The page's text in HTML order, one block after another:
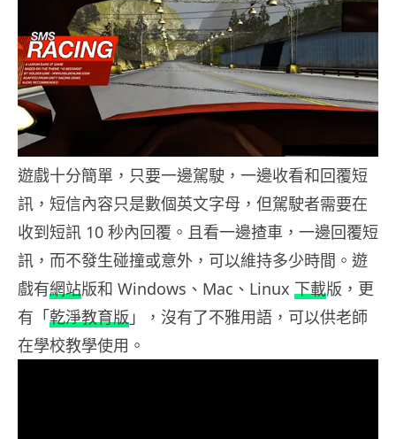
遊戲十分簡單，只要一邊駕駛，一邊收看和回覆短
訊，短信內容只是數個英文字母，但駕駛者需要在
收到短訊 10 秒內回覆。且看一邊揸車，一邊回覆短
訊，而不發生碰撞或意外，可以維持多少時間。遊
戲有網站版和 Windows、Mac、Linux 下載版，更
有「乾淨教育版 」，沒有了不雅用語，可以供老師
在學校教學使用。